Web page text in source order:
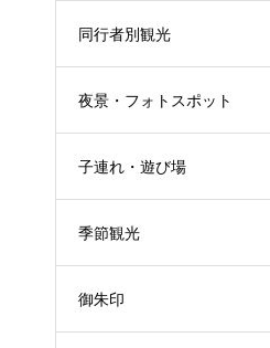
同行者別観光
夜景・フォトスポット
子連れ・遊び場
季節観光
御朱印